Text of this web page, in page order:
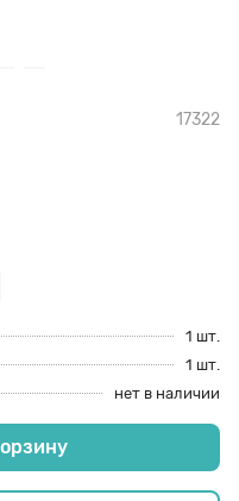
17322
1 шт.
1 шт.
нет в наличии